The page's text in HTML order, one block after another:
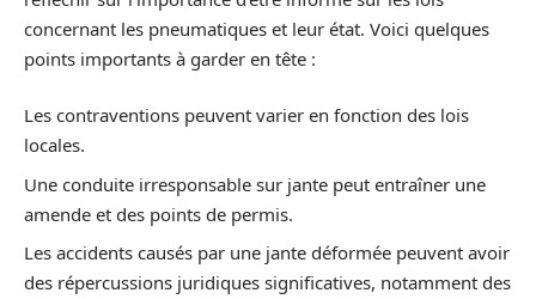
concernant les pneumatiques et leur état. Voici quelques
points importants à garder en tête :
Les contraventions peuvent varier en fonction des lois
locales.
Une conduite irresponsable sur jante peut entraîner une
amende et des points de permis.
Les accidents causés par une jante déformée peuvent avoir
des répercussions juridiques significatives, notamment des